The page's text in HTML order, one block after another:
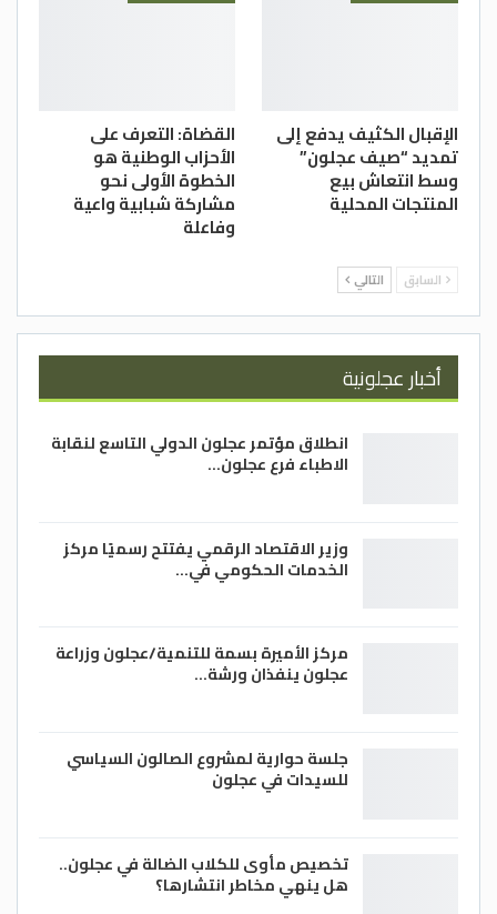
الإقبال الكثيف يدفع إلى
تمديد “صيف عجلون”
وسط انتعاش بيع
المنتجات المحلية
القضاة: التعرف على
الأحزاب الوطنية هو
الخطوة الأولى نحو
مشاركة شبابية واعية
وفاعلة
السابق التالي
أخبار عجلونية
انطلاق مؤتمر عجلون الدولي التاسع لنقابة
الاطباء فرع عجلون…
وزير الاقتصاد الرقمي يفتتح رسميًا مركز
الخدمات الحكومي في…
مركز الأميرة بسمة للتنمية/عجلون وزراعة
عجلون ينفذان ورشة…
جلسة حوارية لمشروع الصالون السياسي
للسيدات في عجلون
تخصيص مأوى للكلاب الضالة في عجلون..
هل ينهي مخاطر انتشارها؟